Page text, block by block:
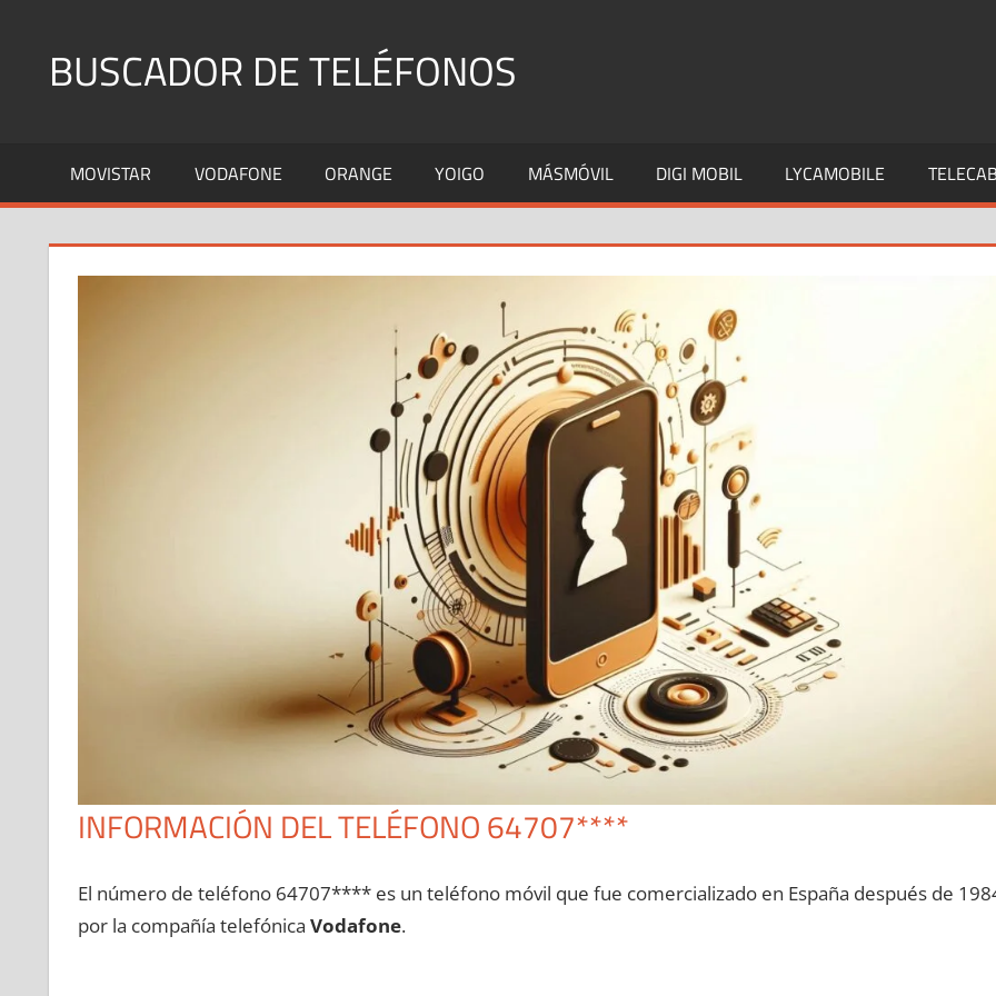
contenidoBUSCADOR DE TELÉFONOS
Fijos
y
MOVISTAR VODAFONE ORANGE YOIGO MÁSMÓVIL DIGI MOBIL LYCAMOBILE
INFORMACIÓN DEL TELÉFONO 64707****
El número dе teléfono 64707**** es un teléfono móvil quе fue comercializado en España después dе
pοr la compañía telefónica Vodafone.